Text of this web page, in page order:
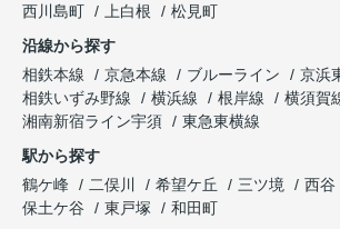
西川島町
上白根
松見町
沿線から探す
相鉄本線
京急本線 ブルーライン
京浜
相鉄いずみ野線
横浜線 根岸線
横須賀
湘南新宿ライン宇須
東急東横線
駅から探す
鶴ケ峰
二俣川 希望ケ丘 三ツ境 西谷
保土ケ谷
東戸塚 和田町